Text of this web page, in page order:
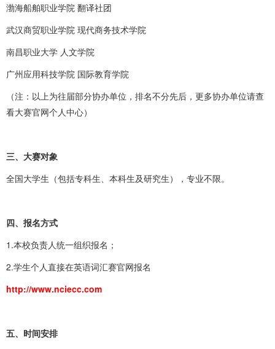
渤海船舶职业学院 翻译社团
武汉商贸职业学院 现代商务技术学院
南昌职业大学 人文学院
广州应用科技学院 国际教育学院
（注：以上为往届部分协办单位，排名不分先后，更多协办单位请查
看大赛官网个人中心）
三、大赛对象
全国大学生（包括专科生、本科生及研究生），专业不限。
四、报名方式
1.本校负责人统一组织报名；
2.学生个人直接在英语词汇赛官网报名
http://www.nciecc.com
五、时间安排